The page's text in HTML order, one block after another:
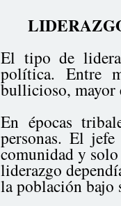
El tipo de
política. Entre
bullicioso, mayor
En épocas
personas. El
comunidad y
liderazgo
la población